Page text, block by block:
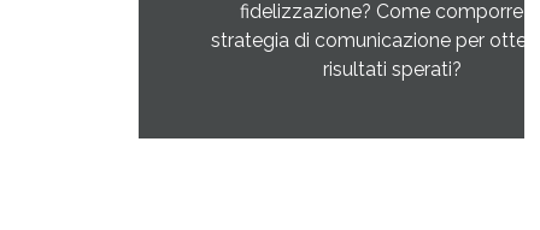
fidelizzazione? Come comporre la
strategia di comunicazione per ottenere i
risultati sperati?